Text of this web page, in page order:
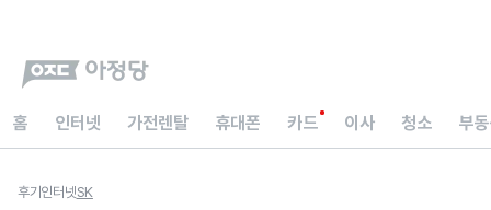
홈 인터넷 가전렌탈 휴대폰 카드 이사 청소 부
후기 인터넷SK